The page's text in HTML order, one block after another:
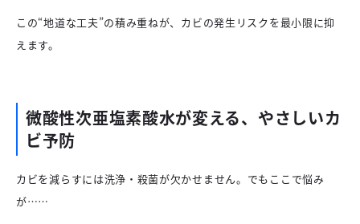
この“地道な工夫”の積み重ねが、カビの発生リスクを最小限に抑
えます。
微酸性次亜塩素酸水が変える、やさしいカ
ビ予防
カビを減らすには洗浄・殺菌が欠かせません。でもここで悩み
が……